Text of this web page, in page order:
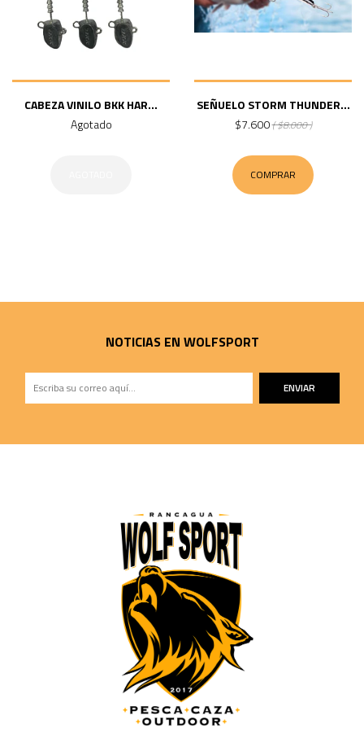
CABEZA VINILO BKK HAR...
Agotado
SEÑUELO STORM THUNDER...
$7.600( $8.000 )
COMPRAR
NOTICIAS EN WOLFSPORT
ENVIAR